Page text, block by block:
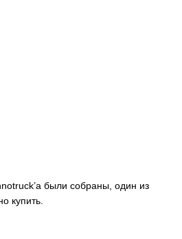
были собраны, один из
купить.